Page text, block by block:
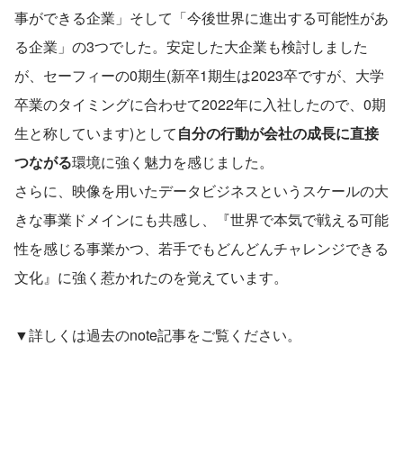
事ができる企業」そして「今後世界に進出する可能性があ
る企業」の3つでした。安定した大企業も検討しました
が、セーフィーの0期生(新卒1期生は2023卒ですが、大学
卒業のタイミングに合わせて2022年に入社したので、0期
生と称しています)として自分の行動が会社の成長に直接
つながる環境に強く魅力を感じました。
さらに、映像を用いたデータビジネスというスケールの大
きな事業ドメインにも共感し、『世界で本気で戦える可能
性を感じる事業かつ、若手でもどんどんチャレンジできる
文化』に強く惹かれたのを覚えています。
▼詳しくは過去のnote記事をご覧ください。